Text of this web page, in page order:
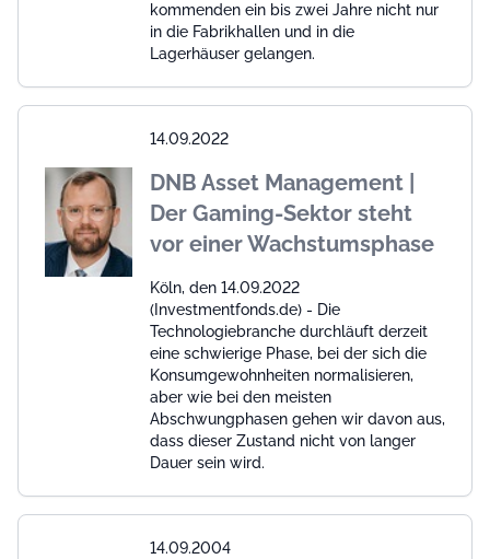
kommenden ein bis zwei Jahre nicht nur
in die Fabrikhallen und in die
Lagerhäuser gelangen.
14.09.2022
DNB Asset Management |
Der Gaming-Sektor steht
vor einer Wachstumsphase
Köln, den 14.09.2022
(Investmentfonds.de) - Die
Technologiebranche durchläuft derzeit
eine schwierige Phase, bei der sich die
Konsumgewohnheiten normalisieren,
aber wie bei den meisten
Abschwungphasen gehen wir davon aus,
dass dieser Zustand nicht von langer
Dauer sein wird.
14.09.2004